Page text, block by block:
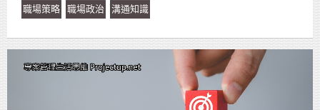
職場策略 職場政治 溝通知識